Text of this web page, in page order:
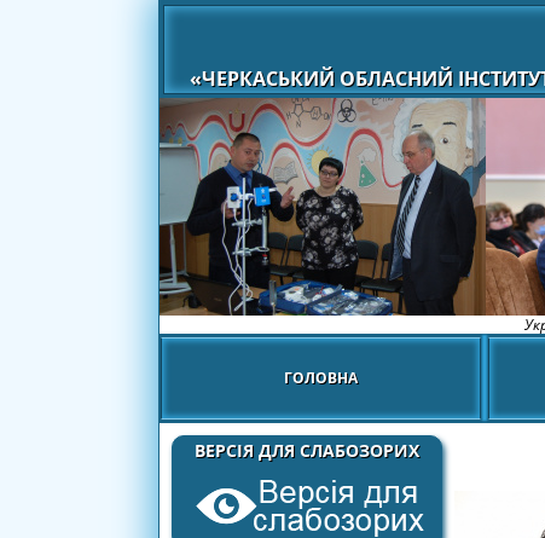
«ЧЕРКАСЬКИЙ ОБЛАСНИЙ
ГОЛОВНА
ВЕРСІЯ ДЛЯ СЛАБОЗОРИХ